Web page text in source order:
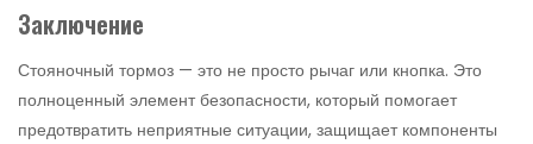
Заключение
Стояночный тормоз — это не просто рычаг или кнопка. Это
полноценный элемент безопасности, который помогает
предотвратить неприятные ситуации, защищает компоненты